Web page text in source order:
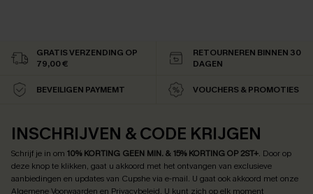
GRATIS VERZENDING OP
79,00 €
RETOURNEREN BINNEN 30
DAGEN
BEVEILIGEN PAYMEMT VOUCHERS & PROMOTIES
INSCHRIJVEN & CODE KRIJGEN
Schrijf je in om 10% KORTING GEEN MIN. & 15% KORTING OP 2ST+. Door op
deze knop te klikken, gaat u akkoord met het ontvangen van exclusieve
aanbiedingen en updates van Cupshe via e-mail. U gaat ook akkoord met onze
Algemene Voorwaarden en Privacybeleid. U kunt zich op elk moment